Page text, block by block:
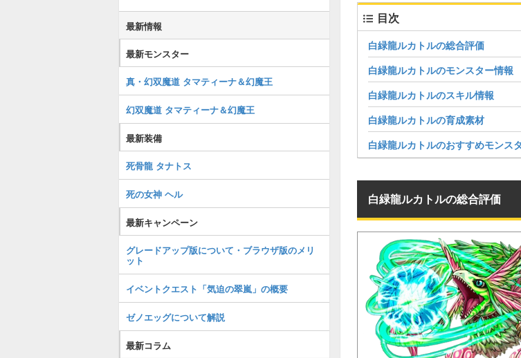
目次
白緑龍ルカトルの総合評価
白緑龍ルカトルのモンスター情報
白緑龍ルカトルのスキル情報
白緑龍ルカトルの育成素材
白緑龍ルカトルのおすすめモンス
白緑龍ルカトルの総合評価
最新情報
最新モンスター
真・幻双魔道 タマティーナ＆幻魔王
幻双魔道 タマティーナ＆幻魔王
最新装備
死骨龍 タナトス
死の女神 ヘル
最新キャンペーン
グレードアップ版について・ブラウザ版のメリ
ット
イベントクエスト「気迫の翠嵐」の概要
ゼノエッグについて解説
最新コラム